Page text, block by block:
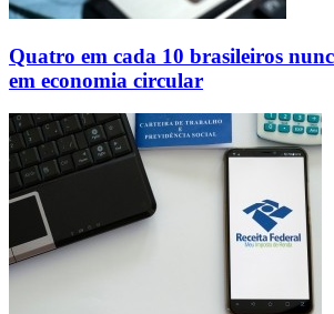
Quatro em cada 10 brasileiros
em economia circular